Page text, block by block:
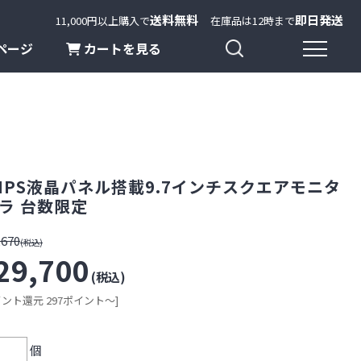
11,000円以上購入で送料無料 在庫品は12時まで即日発送
ージ カートを見る
液晶パネル搭載9.7インチスクエアモニタ
台数限定
(税込)
(税込)
ト還元 297ポイント～]
個